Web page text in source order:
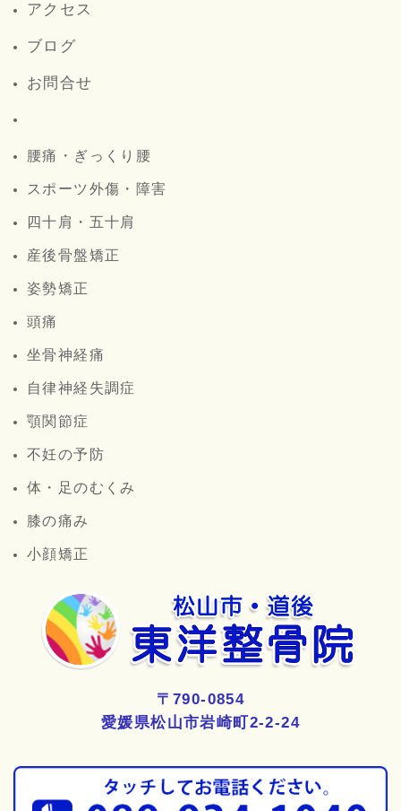
アクセス
ブログ
お問合せ
腰痛・ぎっくり腰
スポーツ外傷・障害
四十肩・五十肩
産後骨盤矯正
姿勢矯正
頭痛
坐骨神経痛
自律神経失調症
顎関節症
不妊の予防
体・足のむくみ
膝の痛み
小顔矯正
〒790-0854
愛媛県松山市岩崎町2-2-24